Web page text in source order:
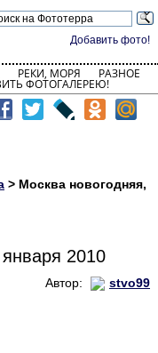
Добавить фото!
РЕКИ, МОРЯ РАЗНОЕ
ФОТОГАЛЕРЕЮ!
> Москва новогодняя,
2010
Автор:
stvo99